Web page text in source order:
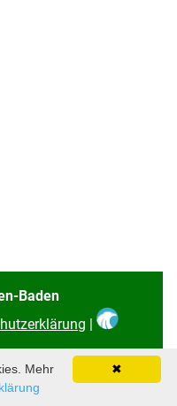
Baden
|
✖
Mehr